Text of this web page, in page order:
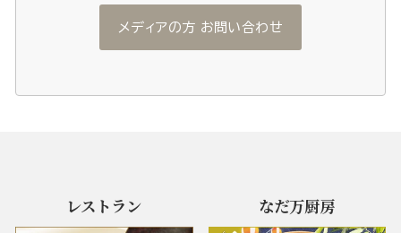
メディアの方 お問い合わせ
レストラン なだ万厨房